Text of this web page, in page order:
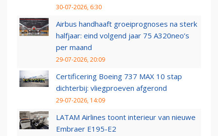
30-07-2026, 6:30
Airbus handhaaft groeiprognoses na sterk
halfjaar: eind volgend jaar 75 A320neo’s
per maand
29-07-2026, 20:09
Certificering Boeing 737 MAX 10 stap
dichterbij: vliegproeven afgerond
29-07-2026, 14:09
LATAM Airlines toont interieur van nieuwe
Embraer E195-E2